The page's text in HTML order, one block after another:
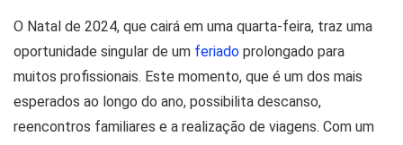
O Natal de 2024, que cairá em uma quarta-feira, traz uma
oportunidade singular de um feriado prolongado para
muitos profissionais. Este momento, que é um dos mais
esperados ao longo do ano, possibilita descanso,
reencontros familiares e a realização de viagens. Com um